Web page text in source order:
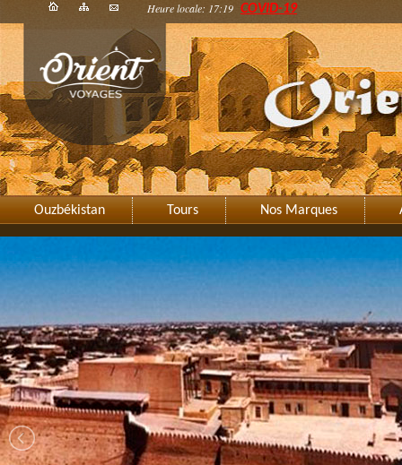
Heure locale: 17:19 COVID-19
Ouzbékistan Tours Nos Marques